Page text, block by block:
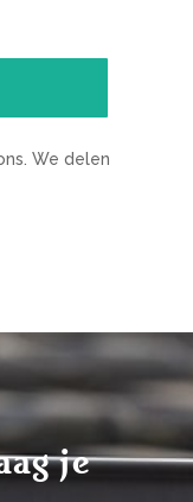
We delen
je